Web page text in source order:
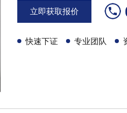
立即获取报价
快速下证 专业团队